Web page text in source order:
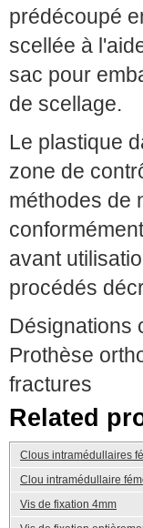
prédécoupé
scellée à
sac pour
de scellage.
Le plastique
zone de
méthodes de
avant
procédés
Désignations
Prothèse
fractures
Related
Clous intramédullaires
Clou intramédullaire
Vis de fixation 4mm